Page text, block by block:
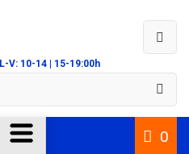
L-V: 10-14 | 15-19:00h
0